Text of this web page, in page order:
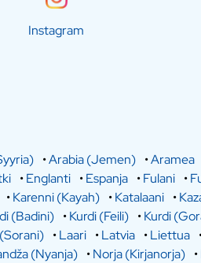
Instagram
•Arabia (Jemen) •Aramea
•Englanti •Espanja •Fulani •
•Karenni (Kayah) •Katalaani •
(Badini) •Kurdi (Feili) •Kurdi
•Laari •Latvia •Liettua
(Nyanja) •Norja (Kirjanorja) •